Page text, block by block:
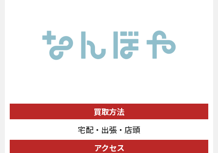
買取方法
宅配・出張・店頭
アクセス